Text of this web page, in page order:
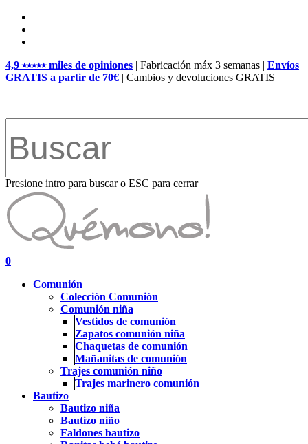
Skip
main
4,9 ⭑⭑⭑⭑⭑ miles de opiniones | Fabricación máx 3 semanas | Envíos
GRATIS a partir de 70€ | Cambios y devoluciones GRATIS
Presione intro para buscar o ESC para cerrar
Close
Search
search
account
0
Comunión
Colección Comunión
Comunión niña
Vestidos de comunión
Zapatos comunión niña
Chaquetas de comunión
Mañanitas de comunión
Trajes comunión niño
Trajes marinero comunión
Bautizo
Bautizo niña
Bautizo niño
Faldones bautizo